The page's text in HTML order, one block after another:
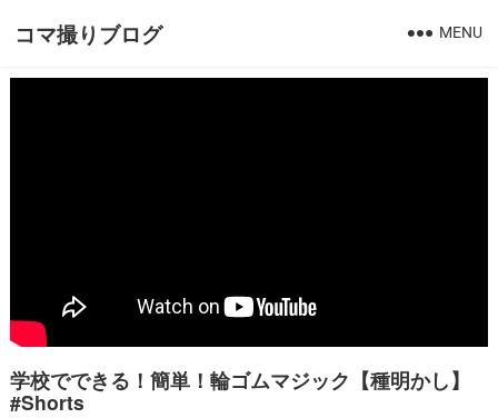
コマ撮りブログ MENU
学校でできる！簡単！輪ゴムマジック【種明かし】
#Shorts